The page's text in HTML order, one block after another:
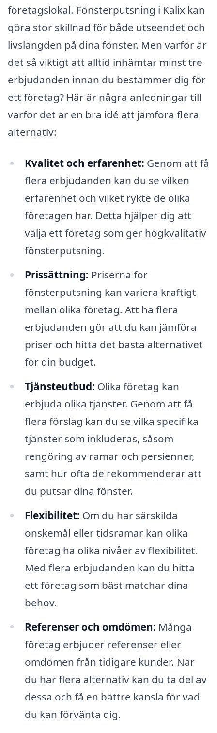
företagslokal. Fönsterputsning i Kalix kan
göra stor skillnad för både utseendet och
livslängden på dina fönster. Men varför är
det så viktigt att alltid inhämtar minst tre
erbjudanden innan du bestämmer dig för
ett företag? Här är några anledningar till
varför det är en bra idé att jämföra flera
alternativ:
Kvalitet och erfarenhet: Genom att få
flera erbjudanden kan du se vilken
erfarenhet och vilket rykte de olika
företagen har. Detta hjälper dig att
välja ett företag som ger högkvalitativ
fönsterputsning.
Prissättning: Priserna för
fönsterputsning kan variera kraftigt
mellan olika företag. Att ha flera
erbjudanden gör att du kan jämföra
priser och hitta det bästa alternativet
för din budget.
Tjänsteutbud: Olika företag kan
erbjuda olika tjänster. Genom att få
flera förslag kan du se vilka specifika
tjänster som inkluderas, såsom
rengöring av ramar och persienner,
samt hur ofta de rekommenderar att
du putsar dina fönster.
Flexibilitet: Om du har särskilda
önskemål eller tidsramar kan olika
företag ha olika nivåer av flexibilitet.
Med flera erbjudanden kan du hitta
ett företag som bäst matchar dina
behov.
Referenser och omdömen: Många
företag erbjuder referenser eller
omdömen från tidigare kunder. När
du har flera alternativ kan du ta del av
dessa och få en bättre känsla för vad
du kan förvänta dig.